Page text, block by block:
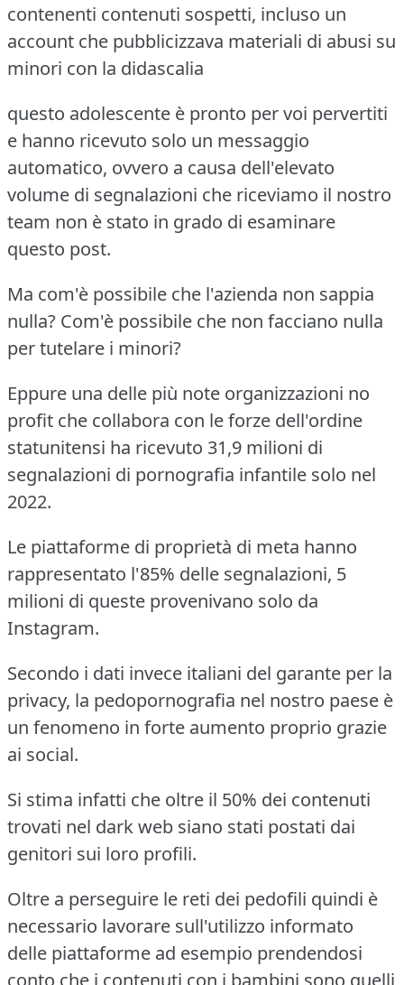
contenenti contenuti sospetti, incluso un
account che pubblicizzava materiali di abusi su
minori con la didascalia
questo adolescente è pronto per voi pervertiti
e hanno ricevuto solo un messaggio
automatico, ovvero a causa dell'elevato
volume di segnalazioni che riceviamo il nostro
team non è stato in grado di esaminare
questo post.
Ma com'è possibile che l'azienda non sappia
nulla? Com'è possibile che non facciano nulla
per tutelare i minori?
Eppure una delle più note organizzazioni no
profit che collabora con le forze dell'ordine
statunitensi ha ricevuto 31,9 milioni di
segnalazioni di pornografia infantile solo nel
2022.
Le piattaforme di proprietà di meta hanno
rappresentato l'85% delle segnalazioni, 5
milioni di queste provenivano solo da
Instagram.
Secondo i dati invece italiani del garante per la
privacy, la pedopornografia nel nostro paese è
un fenomeno in forte aumento proprio grazie
ai social.
Si stima infatti che oltre il 50% dei contenuti
trovati nel dark web siano stati postati dai
genitori sui loro profili.
Oltre a perseguire le reti dei pedofili quindi è
necessario lavorare sull'utilizzo informato
delle piattaforme ad esempio prendendosi
conto che i contenuti con i bambini sono quelli